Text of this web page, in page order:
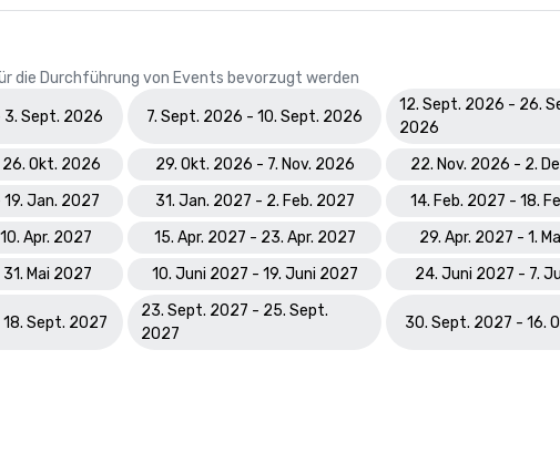
die Durchführung von Events bevorzugt werden
3. Sept. 2026 7. Sept. 2026 - 10. Sept. 2026
12. Sept. 2026 - 26.
2026
Okt. 2026 29. Okt. 2026 - 7. Nov. 2026
22. Nov. 2026 - 2.
Jan. 2027 31. Jan. 2027 - 2. Feb. 2027
14. Feb. 2027 - 18.
Apr. 2027 15. Apr. 2027 - 23. Apr. 2027
29. Apr. 2027 - 1.
Mai 2027 10. Juni 2027 - 19. Juni 2027 24. Juni 2027 - 7.
Sept. 2027
23. Sept. 2027 - 25. Sept.
2027
30. Sept. 2027 - 16.